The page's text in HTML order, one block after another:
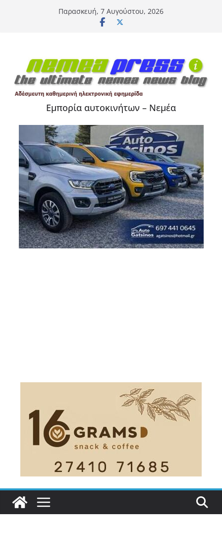
Παρασκευή, 7 Αυγούστου, 2026
Εμπορία αυτοκινήτων – Νεμέα